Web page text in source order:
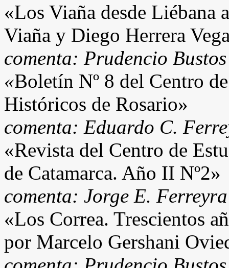
«Los Viaña desde Liébana
Viaña y Diego Herrera
comenta: Prudencio
«Boletín Nº 8 del Centro
Históricos de Rosario»
comenta: Eduardo C.
«Revista del Centro de
de Catamarca. Año II Nº2»
comenta: Jorge E. Ferreyra
«Los Correa. Trescientos
por Marcelo Gershani